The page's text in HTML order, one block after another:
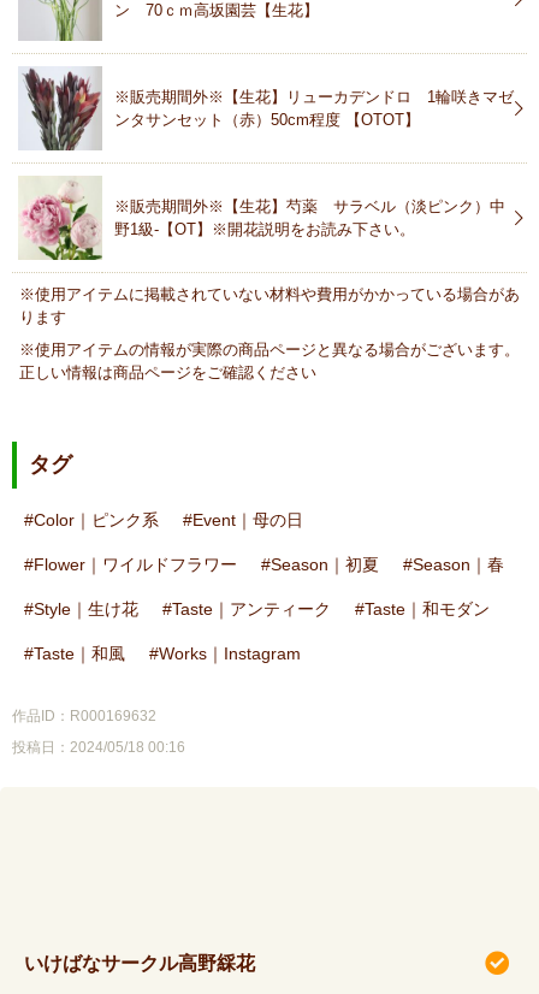
ン 70ｃｍ高坂園芸【生花】
※販売期間外※【生花】リューカデンドロ 1輪咲きマゼ
ンタサンセット（赤）50cm程度 【OTOT】
※販売期間外※【生花】芍薬 サラベル（淡ピンク）中
野1級-【OT】※開花説明をお読み下さい。
※使用アイテムに掲載されていない材料や費用がかかっている場合があ
ります
※使用アイテムの情報が実際の商品ページと異なる場合がございます。
正しい情報は商品ページをご確認ください
タグ
Color｜ピンク系 Event｜母の日
Flower｜ワイルドフラワー Season｜初夏 Season｜春
Style｜生け花 Taste｜アンティーク Taste｜和モダン
Taste｜和風 Works｜Instagram
作品ID：R000169632
投稿日：2024/05/18 00:16
いけばなサークル高野綵花